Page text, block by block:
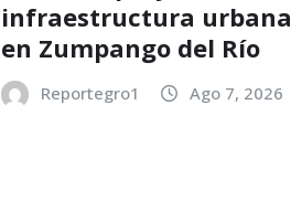
infraestructura urbana
en Zumpango del Río
Reportegro1 Ago 7, 2026